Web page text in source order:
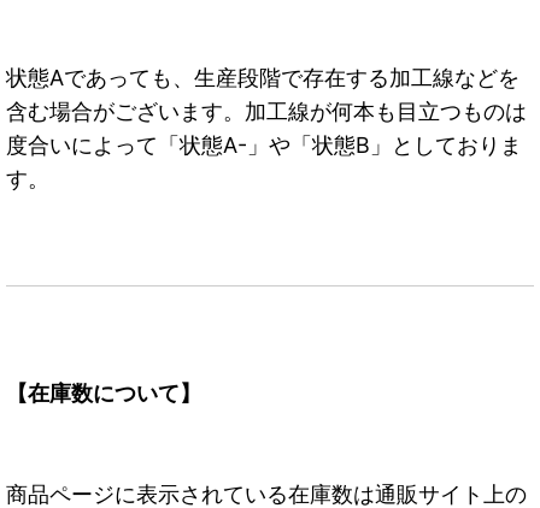
状態Aであっても、生産段階で存在する加工線などを
含む場合がございます。加工線が何本も目立つものは
度合いによって「状態A-」や「状態B」としておりま
す。
【在庫数について】
商品ページに表示されている在庫数は通販サイト上の